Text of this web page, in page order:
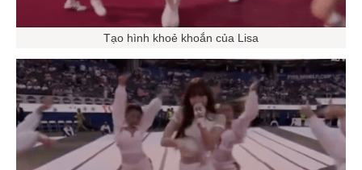
Tạo hình khoẻ khoắn của Lisa